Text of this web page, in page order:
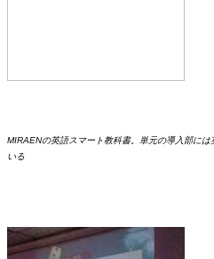
MIRAENの英語スマート教科書。単元の導入部に
いる